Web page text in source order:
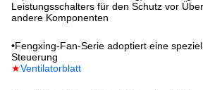
Leistungsschalters für den Schutz vor
andere Komponenten
•Fengxing-Fan-Serie adoptiert eine
Steuerung
★Ventilatorblatt